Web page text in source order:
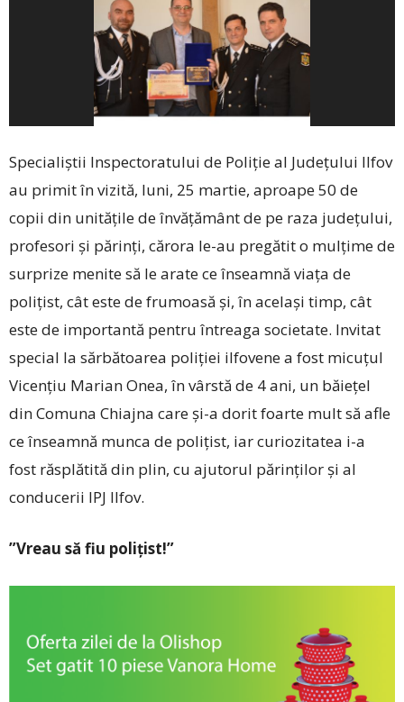
Specialiștii Inspecto­ra­tului de Poliție al Ju­dețului Ilfov
au primit în vizită, luni, 25 martie, aproape 50 de
copii din unitățile de învățământ de pe raza județului,
profesori și părinți, cărora ­le-au pregătit o mulțime de
surprize menite să le arate ce înseamnă viața de
polițist, cât este de frumoasă și, în același timp, cât
este de importantă pentru întreaga societate. Invitat
special la sărbătoarea poliției ilfovene a fost micuțul
Vicențiu Marian Onea, în vârstă de 4 ani, un băiețel
din Comuna Chiajna care și-a dorit foarte mult să afle
ce înseamnă munca de polițist, iar curiozitatea i-a
fost răsplătită din plin, cu ajutorul părinților și al
conducerii IPJ Ilfov.
”Vreau să fiu polițist!”